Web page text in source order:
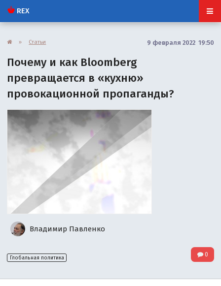
REX
» Статьи 9 февраля 2022 19:50
Почему и как Bloomberg
превращается в «кухню»
провокационной пропаганды?
Владимир Павленко
Глобальная политика 0